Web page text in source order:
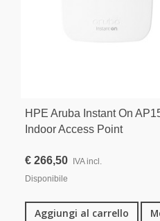
HPE Aruba Instant On
Indoor Access Point
€ 266,50
IVA incl.
Disponibile
Aggiungi al carrello